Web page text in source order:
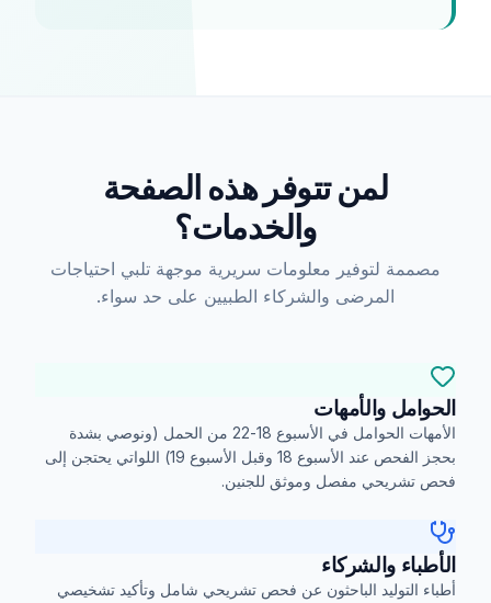
لمن تتوفر هذه الصفحة
والخدمات؟
مصممة لتوفير معلومات سريرية موجهة تلبي احتياجات
المرضى والشركاء الطبيين على حد سواء.
الحوامل والأمهات
الأمهات الحوامل في الأسبوع 18-22 من الحمل (ونوصي بشدة
بحجز الفحص عند الأسبوع 18 وقبل الأسبوع 19) اللواتي يحتجن إلى
فحص تشريحي مفصل وموثق للجنين.
الأطباء والشركاء
أطباء التوليد الباحثون عن فحص تشريحي شامل وتأكيد تشخيصي